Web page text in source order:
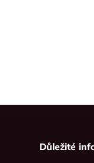
Důležité